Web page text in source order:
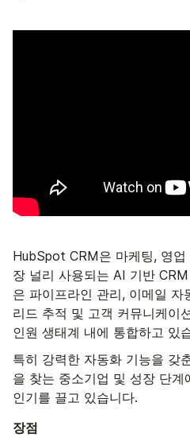
HubSpot CRM은 마케팅, 영
장 널리 사용되는 AI 기반
은 파이프라인 관리, 이메일
리드 추적 및 고객 커뮤니케이
인원 생태계 내에 통합하고 있
특히 강력한 자동화 기능을 갖
을 찾는 중소기업 및 성장 단
인기를 끌고 있습니다.
장점